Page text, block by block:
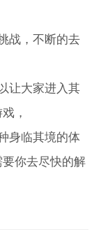
战，不断的去
让大家进入其
，
身临其境的体
你去尽快的解